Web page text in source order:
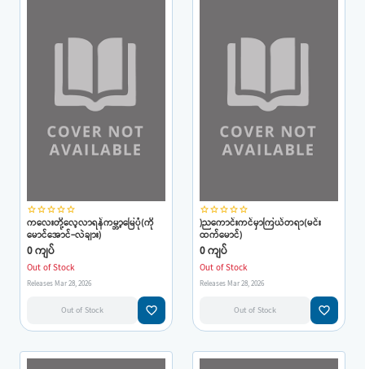
star_borderstar_borderstar_borderstar_borderstar_border
ကလေးတို့လေ့လာရန်ကမ္ဘာ့မြေပုံ(ကို
မောင်အောင်-လဲချား)
0 ကျပ်
Out of Stock
Releases Mar 28, 2026
Out of Stock favorite_border
star_borderstar_borderstar_borderstar_borderstar_border
)ညကောင်းကင်မှာကြယ်တရာ(မင်း
ထက်မောင်)
0 ကျပ်
Out of Stock
Releases Mar 28, 2026
Out of Stock favorite_border